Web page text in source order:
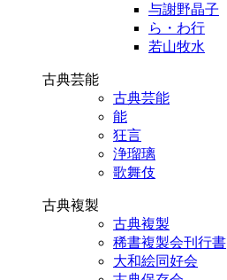
与謝野晶子
ら・わ行
若山牧水
古典芸能
古典芸能
能
狂言
浄瑠璃
歌舞伎
古典複製
古典複製
稀書複製会刊行書
大和絵同好会